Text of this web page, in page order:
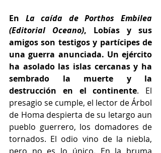
En La caída de Porthos Embilea
(Editorial Oceano), Lobías y sus
amigos son testigos y partícipes de
una guerra anunciada. Un ejército
ha asolado las islas cercanas y ha
sembrado la muerte y la
destrucción en el continente. El
presagio se cumple, el lector de Árbol
de Homa despierta de su letargo aun
pueblo guerrero, los domadores de
tornados. El odio vino de la niebla,